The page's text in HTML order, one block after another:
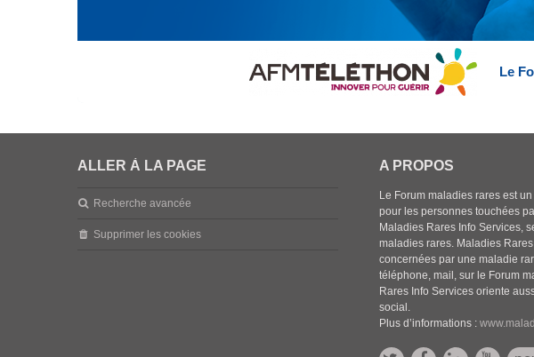
Le
ALLER À LA PAGE
Recherche avancée
Supprimer les cookies
A PROPOS
Le Forum maladies rares est
pour les personnes touchées
Maladies Rares Info Services,
maladies rares. Maladies
concernées par une maladie
téléphone, mail, sur le Forum
Rares Info Services oriente
social.
Plus d’informations :